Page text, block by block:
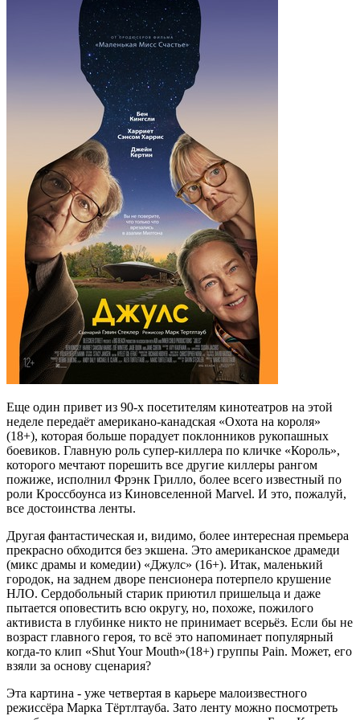
Еще один привет из 90-х посетителям кинотеатров на этой
неделе передаёт американо-канадская «Охота на короля»
(18+), которая больше порадует поклонников рукопашных
боевиков. Главную роль супер-киллера по кличке «Король»,
которого мечтают порешить все другие киллеры рангом
пожиже, исполнил Фрэнк Грилло, более всего известный по
роли Кроссбоунса из Киновселенной Marvel. И это, пожалуй,
все достоинства ленты.
Другая фантастическая и, видимо, более интересная премьера
прекрасно обходится без экшена. Это американское драмеди
(микс драмы и комедии) «Джулс» (16+). Итак, маленький
городок, на заднем дворе пенсионера потерпело крушение
НЛО. Сердобольный старик приютил пришельца и даже
пытается оповестить всю округу, но, похоже, пожилого
активиста в глубинке никто не принимает всерьёз. Если бы не
возраст главного героя, то всё это напоминает популярный
когда-то клип «Shut Your Mouth»(18+) группы Pain. Может, его
взяли за основу сценария?
Эта картина - уже четвертая в карьере малоизвестного
режиссёра Марка Тёртлтауба. Зато ленту можно посмотреть